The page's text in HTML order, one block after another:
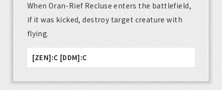
When Oran-Rief Recluse enters the battlefield,
if it was kicked, destroy target creature with
flying.
[ZEN]:C [DDM]:C